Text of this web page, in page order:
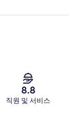
8.8
직원 및 서비스